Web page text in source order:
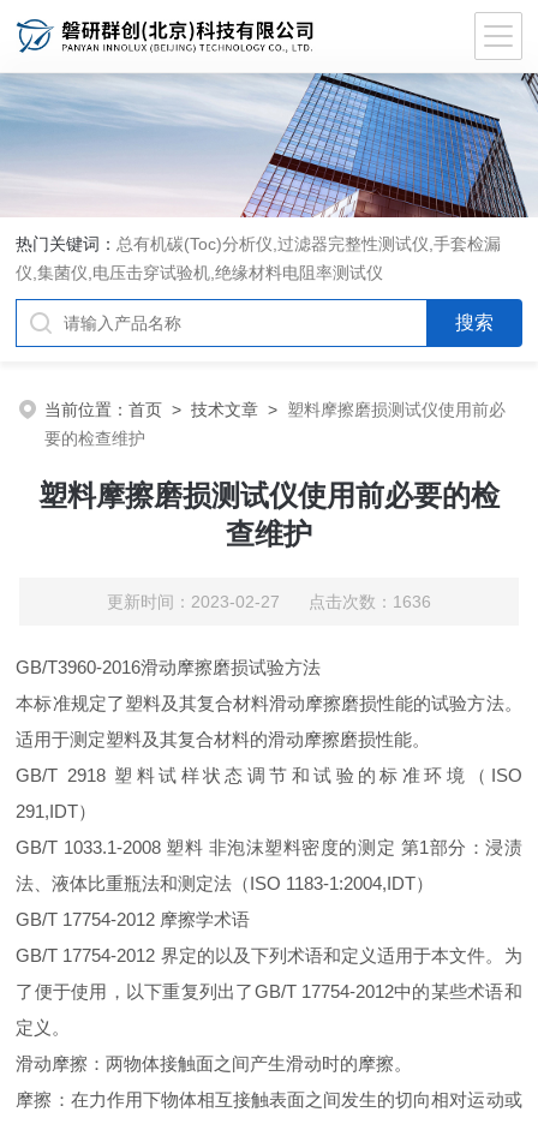
热门关键词： 总有机碳(Toc)分析仪 ,过滤器完整性测试仪 ,手套检漏
仪 ,集菌仪 电压击穿试验机 ,绝缘材料电阻率测试仪
当前位置：首页 >技术文章 > 塑料摩擦磨损测试仪使用前必
要的检查维护
塑料摩擦磨损测试仪使用前必要的检
查维护
更新时间：2023-02-27 点击次数：1636
GB/T3960-2016滑动摩擦磨损试验方法
本标准规定了塑料及其复合材料滑动摩擦磨损性能的试验方法。
适用于测定塑料及其复合材料的滑动摩擦磨损性能。
GB/T 2918 塑料试样状态调节和试验的标准环境（ISO
291,IDT）
GB/T 1033.1-2008 塑料 非泡沫塑料密度的测定 第1部分：浸渍
法、液体比重瓶法和测定法（ISO 1183-1:2004,IDT）
GB/T 17754-2012 摩擦学术语
GB/T 17754-2012 界定的以及下列术语和定义适用于本文件。为
了便于使用，以下重复列出了GB/T 17754-2012中的某些术语和
定义。
滑动摩擦：两物体接触面之间产生滑动时的摩擦。
摩擦：在力作用下物体相互接触表面之间发生的切向相对运动或